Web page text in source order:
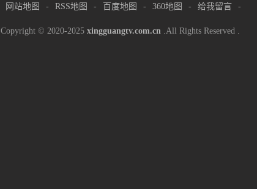
网站地图 - RSS地图 - 百度地图 - 360地图 - 给我留言 -
Copyright © 2020-2025 xingguangtv.com.cn.All Rights Reserved .